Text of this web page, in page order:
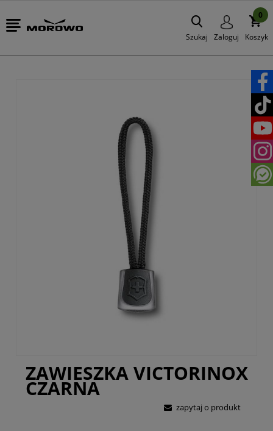
Szukaj Zaloguj Koszyk
0
ZAWIESZKA VICTORINOX
CZARNA
zapytaj o produkt